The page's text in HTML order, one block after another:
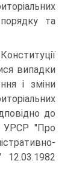
та
випадки
і зміни
до
УРСР "Про
12.03.1982